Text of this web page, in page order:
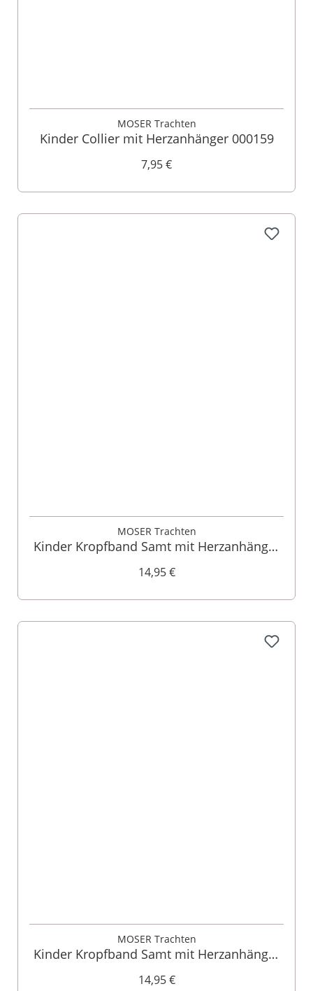
MOSER Trachten
Kinder Collier mit Herzanhänger 000159
7,95 €
MOSER Trachten
Kinder Kropfband Samt mit Herzanhänger
14,95 €
MOSER Trachten
Kinder Kropfband Samt mit Herzanhänger
14,95 €